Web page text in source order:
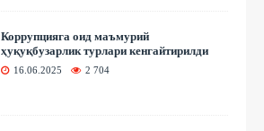
Коррупцияга оид маъмурий
ҳуқуқбузарлик турлари кенгайтирилди
16.06.2025 2 704